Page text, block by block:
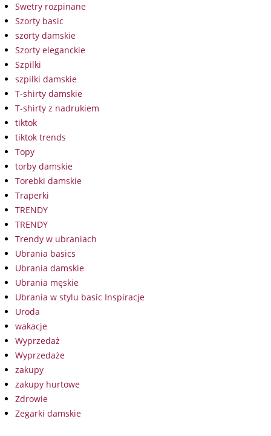
Swetry rozpinane
Szorty basic
szorty damskie
Szorty eleganckie
Szpilki
szpilki damskie
T-shirty damskie
T-shirty z nadrukiem
tiktok
tiktok trends
Topy
torby damskie
Torebki damskie
Traperki
TRENDY
TRENDY
Trendy w ubraniach
Ubrania basics
Ubrania damskie
Ubrania męskie
Ubrania w stylu basic Inspiracje
Uroda
wakacje
Wyprzedaż
Wyprzedaże
zakupy
zakupy hurtowe
Zdrowie
Zegarki damskie